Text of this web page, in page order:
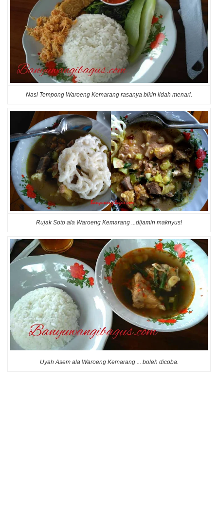
Nasi Tempong Waroeng Kemarang rasanya bikin lidah menari.
Rujak Soto ala Waroeng Kemarang ...dijamin maknyus!
Uyah Asem ala Waroeng Kemarang ... boleh dicoba.